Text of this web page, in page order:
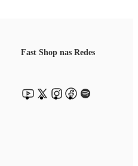
Fast Shop nas Redes